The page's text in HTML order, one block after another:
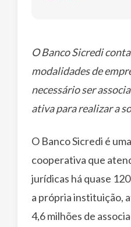
O Banco Sicredi
modalidades de
necessário ser
ativa para realizar a
O Banco Sicredi é
cooperativa que
jurídicas há quase
a própria instituição,
4,6 milhões de